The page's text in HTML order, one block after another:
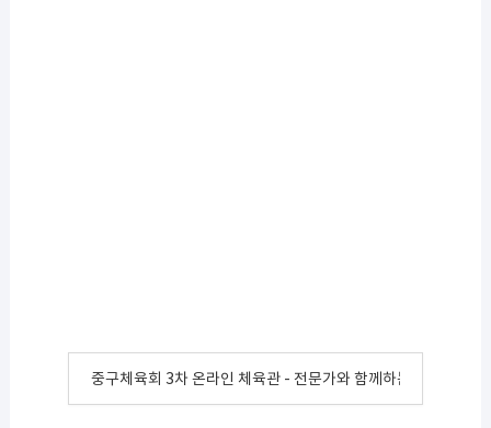
중구체육회 3차 온라인 체육관 - 전문가와 함께하는 수건 운동!